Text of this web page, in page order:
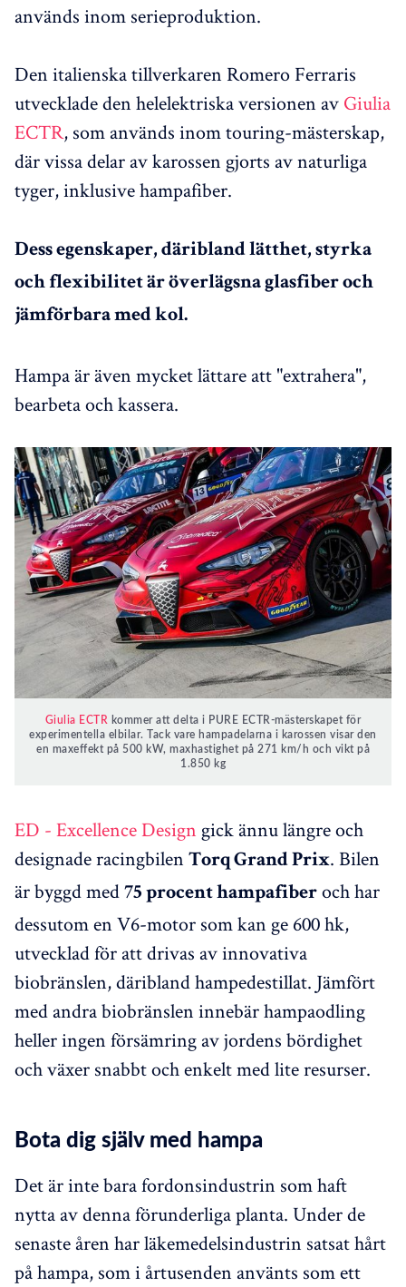
används inom serieproduktion.
Den italienska tillverkaren Romero Ferraris
utvecklade den helelektriska versionen av Giulia
ECTR, som används inom touring-mästerskap,
där vissa delar av karossen gjorts av naturliga
tyger, inklusive hampafiber.
Dess egenskaper, däribland lätthet, styrka
och flexibilitet är överlägsna glasfiber och
jämförbara med kol.
Hampa är även mycket lättare att "extrahera",
bearbeta och kassera.
Giulia ECTR kommer att delta i PURE ECTR-mästerskapet för
experimentella elbilar. Tack vare hampadelarna i karossen visar den
en maxeffekt på 500 kW, maxhastighet på 271 km/h och vikt på
1.850 kg
ED - Excellence Design gick ännu längre och
designade racingbilen Torq Grand Prix. Bilen
är byggd med 75 procent hampafiber och har
dessutom en V6-motor som kan ge 600 hk,
utvecklad för att drivas av innovativa
biobränslen, däribland hampedestillat. Jämfört
med andra biobränslen innebär hampaodling
heller ingen försämring av jordens bördighet
och växer snabbt och enkelt med lite resurser.
Bota dig själv med hampa
Det är inte bara fordonsindustrin som haft
nytta av denna förunderliga planta. Under de
senaste åren har läkemedelsindustrin satsat hårt
på hampa, som i årtusenden använts som ett